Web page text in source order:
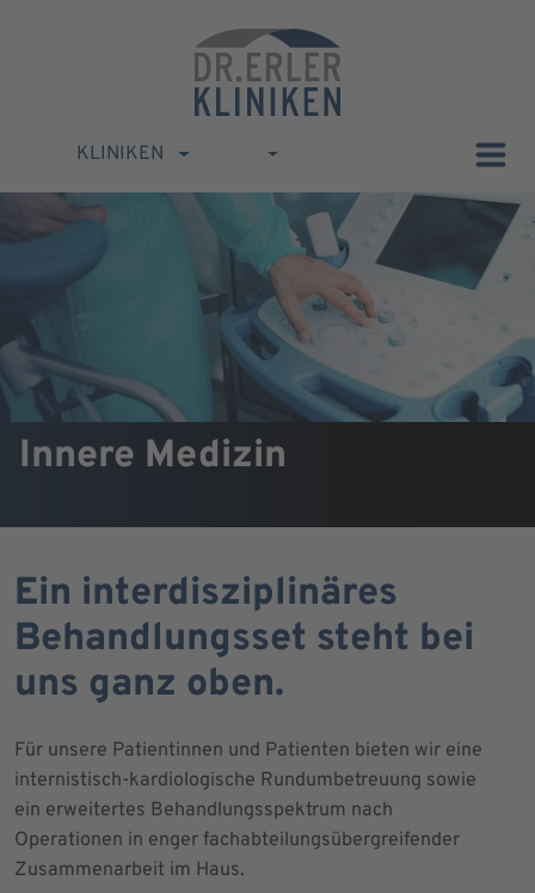
KLINIKEN
Innere Medizin
Ein interdisziplinäres
Behandlungsset steht bei
uns ganz oben.
Für unsere Patientinnen und Patienten bieten wir eine
internistisch-kardiologische Rundumbetreuung sowie
ein erweitertes Behandlungsspektrum nach
Operationen in enger fachabteilungsübergreifender
Zusammenarbeit im Haus.